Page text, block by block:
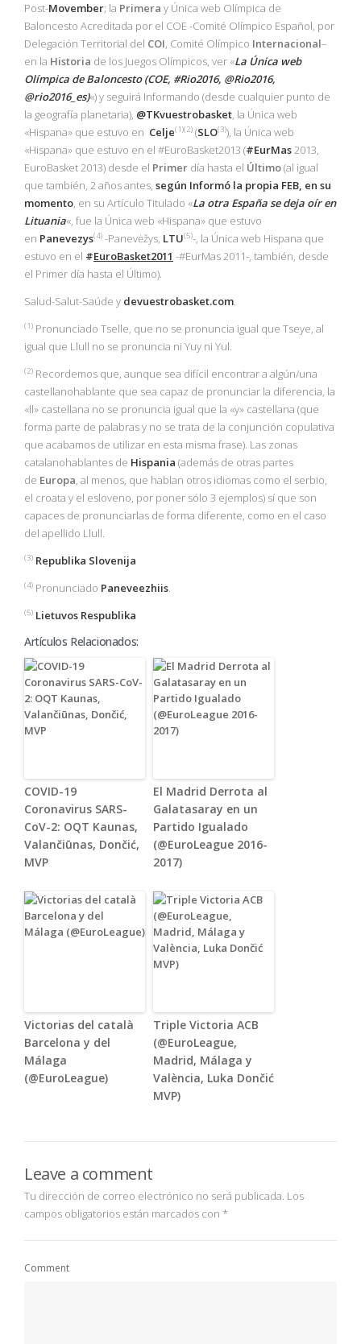
Post-Movember; la Primera y Única web Olímpica de
Baloncesto Acreditada por el COE -Comité Olímpico Español, por
Delegación Territorial del COI, Comité Olímpico Internacional–
en la Historia de los Juegos Olímpicos, ver «La Única web
Olímpica de Baloncesto (COE, #Rio2016, @Rio2016,
@rio2016_es)«) y seguirá Informando (desde cualquier punto de
la geografía planetaria), @TKvuestrobasket, la Única web
«Hispana» que estuvo en Celje(1)(2) (SLO(3)), la Única web
«Hispana» que estuvo en el #EuroBasket2013 (#EurMas2013,
EuroBasket 2013) desde el Primer día hasta el Último(al igual
que también, 2 años antes, según Informó la propia FEB, en su
momento, en su Artículo Titulado «La otra España se deja oír en
Lituania«, fue la Única web «Hispana» que estuvo
en Panevezys(4) -Panevėžys, LTU(5)-, la Única web Hispana que
estuvo en el #EuroBasket2011 -#EurMas 2011-, también, desde
el Primer día hasta el Último).
Salud-Salut-Saúde y devuestrobasket.com.
(1) Pronunciado Tselle, que no se pronuncia igual que Tseye, al
igual que Llull no se pronuncia ni Yuy ni Yul.
(2) Recordemos que, aunque sea difícil encontrar a algún/una
castellanohablante que sea capaz de pronunciar la diferencia, la
«ll» castellana no se pronuncia igual que la «y» castellana (que
forma parte de palabras y no se trata de la conjunción copulativa
que acabamos de utilizar en esta misma frase). Las zonas
catalanohablantes de Hispania (además de otras partes
de Europa, al menos, que hablan otros idiomas como el serbio,
el croata y el esloveno, por poner sólo 3 ejemplos) sí que son
capaces de pronunciarlas de forma diferente, como en el caso
del apellido Llull.
(3) Republika Slovenija
(4) Pronunciado Paneveezhiis.
(5) Lietuvos Respublika
Artículos Relacionados:
COVID-19
Coronavirus SARS-
CoV-2: OQT Kaunas,
Valančiūnas, Dončić,
MVP
El Madrid Derrota al
Galatasaray en un
Partido Igualado
(@EuroLeague 2016-
2017)
Victorias del català
Barcelona y del
Málaga
(@EuroLeague)
Triple Victoria ACB
(@EuroLeague,
Madrid, Málaga y
València, Luka Dončić
MVP)
Leave a comment
Tu dirección de correo electrónico no será publicada. Los
campos obligatorios están marcados con *
Comment